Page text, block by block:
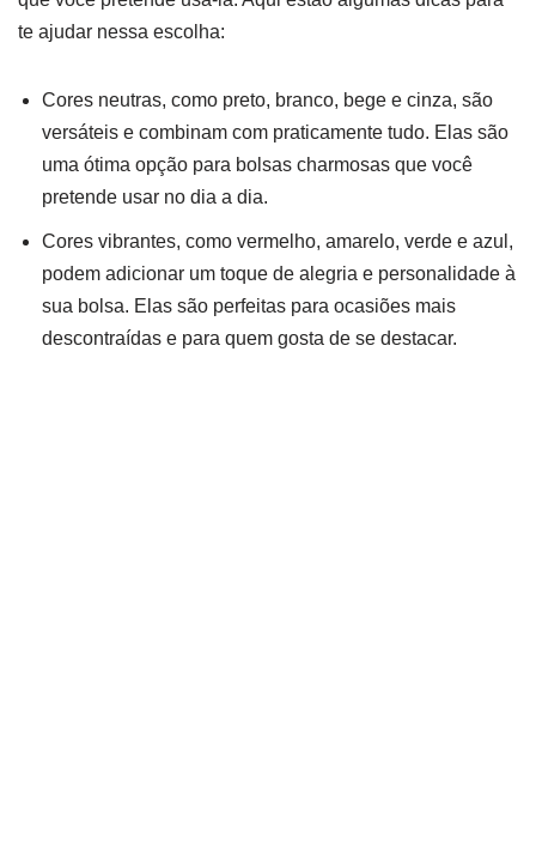
te ajudar nessa escolha:
Cores neutras, como preto, branco, bege e cinza, são
versáteis e combinam com praticamente tudo. Elas são
uma ótima opção para bolsas charmosas que você
pretende usar no dia a dia.
Cores vibrantes, como vermelho, amarelo, verde e azul,
podem adicionar um toque de alegria e personalidade à
sua bolsa. Elas são perfeitas para ocasiões mais
descontraídas e para quem gosta de se destacar.